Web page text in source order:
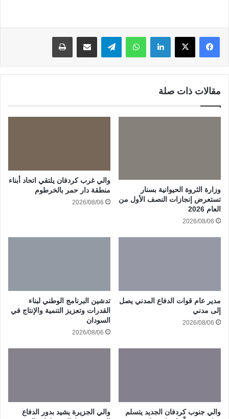
لينكدإن واتساب
مقالات ذات صلة
وزارة الثروة الحيوانية بسنار
تستعرض إنجازات النصف الأول من
العام 2026
2026/08/06
والي غرب كردفان يلتقي اتحاد أبناء
منطقة دار حمر بالخرطوم
2026/08/06
مدير عام قوات الدفاع المدني يصل
إلى مدني
2026/08/06
تدشين البرنامج الوطني لبناء
القدرات وتعزيز التنمية والإنتاج في
السودان
2026/08/06
والي جنوب كردفان الجديد يتسلم
والي الجزيرة يشيد بدور الدفاع